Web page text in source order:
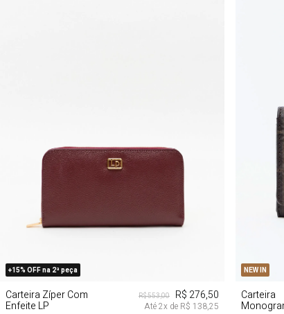
+15% OFF na 2ª peça
Carteira Zíper Com
Enfeite LP
R$ 553,00 R$ 276,50
Até2x de R$ 138,25
NEW IN
Carteira